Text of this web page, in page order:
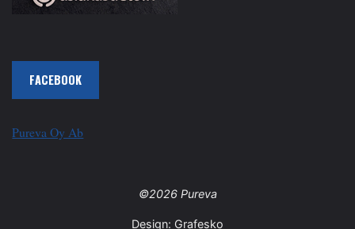
FACEBOOK
Pureva Oy Ab
©2026 Pureva
Design: Grafesko